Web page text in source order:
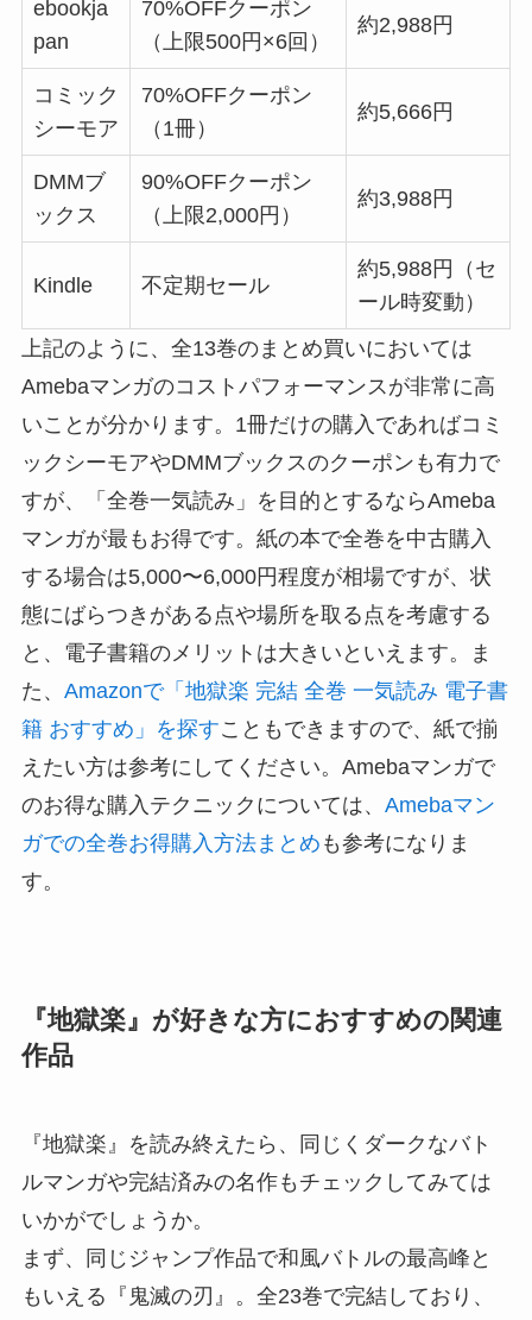
ebookja
pan
70%OFFクーポン
（上限500円×6回）
約2,988円
コミック
シーモア
70%OFFクーポン
（1冊）
約5,666円
DMMブ
ックス
90%OFFクーポン
（上限2,000円）
約3,988円
Kindle 不定期セール
約5,988円（セ
ール時変動）
上記のように、全13巻のまとめ買いにおいては
Amebaマンガのコストパフォーマンスが非常に高
いことが分かります。1冊だけの購入であればコミ
ックシーモアやDMMブックスのクーポンも有力で
すが、「全巻一気読み」を目的とするならAmeba
マンガが最もお得です。紙の本で全巻を中古購入
する場合は5,000〜6,000円程度が相場ですが、状
態にばらつきがある点や場所を取る点を考慮する
と、電子書籍のメリットは大きいといえます。ま
た、 Amazonで「地獄楽 完結 全巻 一気読み 電子書
籍 おすすめ」を探すこともできますので、紙で揃
えたい方は参考にしてください。Amebaマンガで
のお得な購入テクニックについては、 Amebaマン
ガでの全巻お得購入方法まとめ も参考になりま
す。
『地獄楽』が好きな方におすすめの関連
作品
『地獄楽』を読み終えたら、同じくダークなバト
ルマンガや完結済みの名作もチェックしてみては
いかがでしょうか。
まず、同じジャンプ作品で和風バトルの最高峰と
もいえる『鬼滅の刃』。全23巻で完結しており、